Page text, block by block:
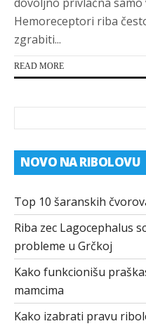
Hemoreceptori riba
zgrabiti...
READ MORE
NOVO NA RIBOLOVU
Top 10 šaranskih
Riba zec Lagocephalus
probleme u Grčkoj
Kako funkcionišu
mamcima
Kako izabrati pravu